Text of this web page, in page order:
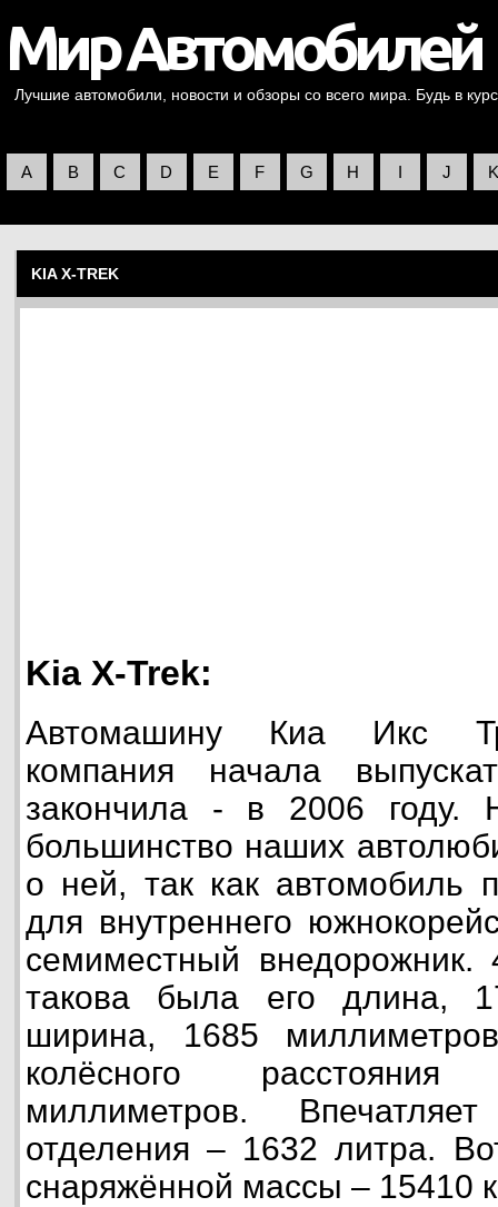
Лучшие автомобили, новости и обзоры со всего мира. Будь в
A B C D E F G H I J K
KIA X-TREK
Kia X-Trek:
Автомашину Киа Икс
компания начала
закончила - в 2006 году.
большинство наших
о ней, так как автомобиль
для внутреннего
семиместный
такова была его длина,
ширина, 1685
колёсного
миллиметров.
отделения – 1632 литра.
снаряжённой массы – 15410